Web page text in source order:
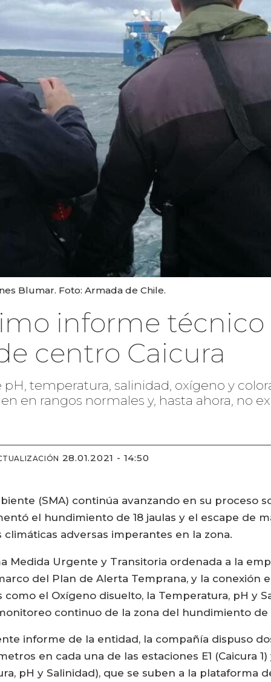
Blumar. Foto: Armada de Chile.
informe técnico
centro Caicura
temperatura, salinidad, oxígeno y
en rangos normales y, hasta ahora, no
28.01.2021 - 14:50
(SMA) continúa avanzando en su proceso
el hundimiento de 18 jaulas y el escape de
adversas imperantes en la zona.
Medida Urgente y Transitoria ordenada a la
del Plan de Alerta Temprana, y la conexión
el Oxígeno disuelto, la Temperatura, pH y
continuo de la zona del hundimiento
informe de la entidad, la compañía dispuso
en cada una de las estaciones E1 (Caicura
pH y Salinidad), que se suben a la plataforma